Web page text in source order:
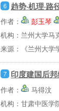
6 趋势·机理·
作者：
彭玉琴
机构：兰州大学马
来源：《兰州大学
7 印度建国后
作者：
马得汶
机构：甘肃中医学